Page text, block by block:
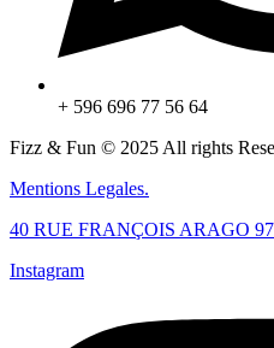
+ 596 696 77 56 64
Fizz & Fun © 2025 All rights
Mentions Legales.
40 RUE FRANÇOIS ARAGO
Instagram